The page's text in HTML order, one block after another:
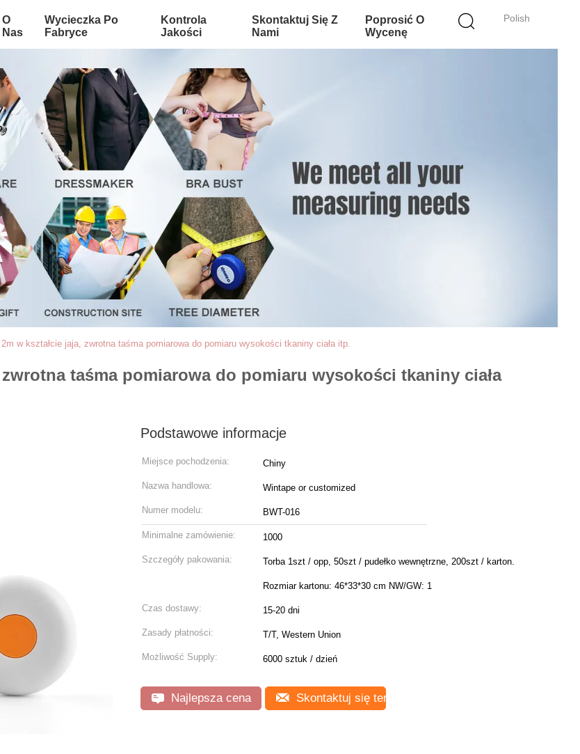
Polish
O
Nas
Wycieczka Po
Fabryce
Kontrola
Jakości
Skontaktuj Się Z
Nami
Poprosić O
Wycenę
w kształcie jaja, zwrotna taśma pomiarowa do pomiaru wysokości tkaniny ciała itp.
taśma pomiarowa do pomiaru wysokości tkaniny ciała
Podstawowe informacje
Miejsce pochodzenia: Chiny
Nazwa handlowa: Wintape or customized
Numer modelu: BWT-016
Minimalne zamówienie: 1000
Szczegóły pakowania: Torba 1szt / opp, 50szt / pudełko wewnętrzne, 200szt / karton.
Rozmiar kartonu: 46*33*30 cm NW/GW: 1
Czas dostawy: 15-20 dni
Zasady płatności: T/T, Western Union
Możliwość Supply: 6000 sztuk / dzień
Najlepsza cena Skontaktuj się teraz